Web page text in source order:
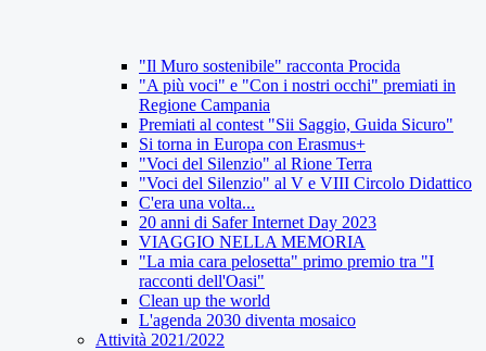
"Il Muro sostenibile" racconta Procida
"A più voci" e "Con i nostri occhi" premiati in
Regione Campania
Premiati al contest "Sii Saggio, Guida Sicuro"
Si torna in Europa con Erasmus+
"Voci del Silenzio" al Rione Terra
"Voci del Silenzio" al V e VIII Circolo Didattico
C'era una volta...
20 anni di Safer Internet Day 2023
VIAGGIO NELLA MEMORIA
"La mia cara pelosetta" primo premio tra "I
racconti dell'Oasi"
Clean up the world
L'agenda 2030 diventa mosaico
Attività 2021/2022